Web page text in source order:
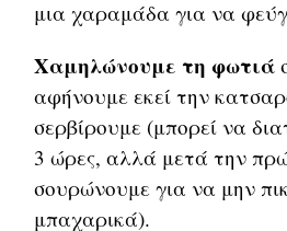
μια χαραμάδα για να
Χαμηλώνουμε τη φωτιά
αφήνουμε εκεί την
σερβίρουμε (μπορεί να
3 ώρες, αλλά μετά την
σουρώνουμε για να μην
μπαχαρικά).